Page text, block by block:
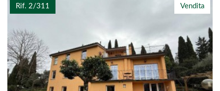
Vendita
Rif. 2/311